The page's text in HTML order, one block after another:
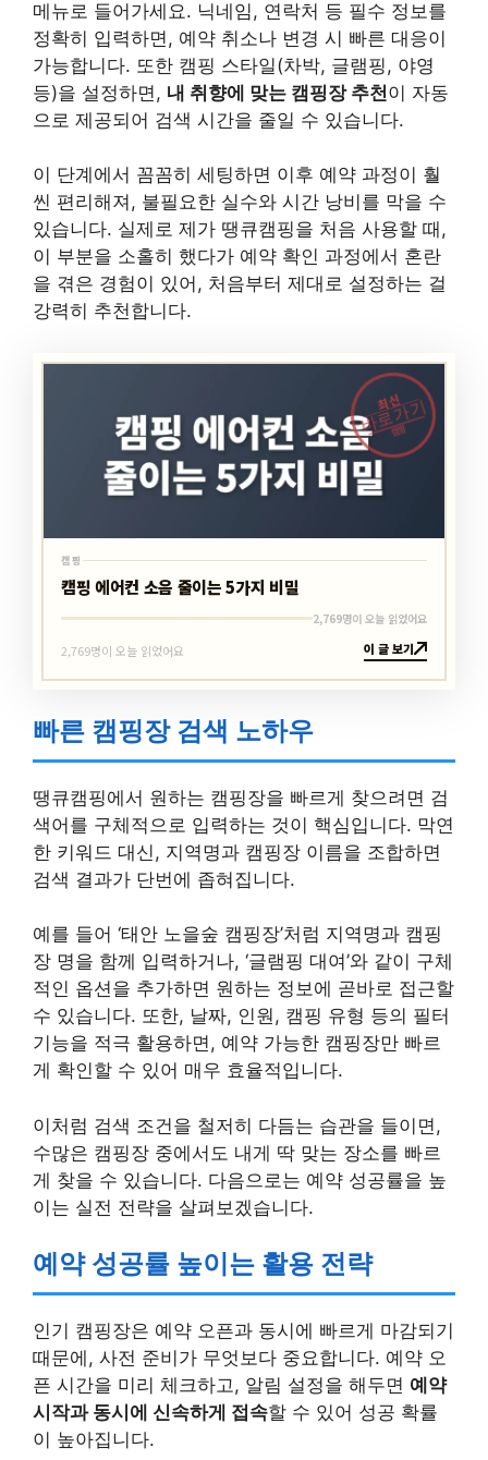
메뉴로 들어가세요. 닉네임, 연락처 등 필수 정보를
정확히 입력하면, 예약 취소나 변경 시 빠른 대응이
가능합니다. 또한 캠핑 스타일(차박, 글램핑, 야영
등)을 설정하면, 내 취향에 맞는 캠핑장 추천이 자동
으로 제공되어 검색 시간을 줄일 수 있습니다.
이 단계에서 꼼꼼히 세팅하면 이후 예약 과정이 훨
씬 편리해져, 불필요한 실수와 시간 낭비를 막을 수
있습니다. 실제로 제가 땡큐캠핑을 처음 사용할 때,
이 부분을 소홀히 했다가 예약 확인 과정에서 혼란
을 겪은 경험이 있어, 처음부터 제대로 설정하는 걸
강력히 추천합니다.
최신
바로가기
캠핑
캠핑
캠핑 에어컨 소음 줄이는 5가지 비밀
2,769명이 오늘 읽었어요
2,769명이 오늘 읽었어요 이 글 보기
빠른 캠핑장 검색 노하우
땡큐캠핑에서 원하는 캠핑장을 빠르게 찾으려면 검
색어를 구체적으로 입력하는 것이 핵심입니다. 막연
한 키워드 대신, 지역명과 캠핑장 이름을 조합하면
검색 결과가 단번에 좁혀집니다.
예를 들어 ‘태안 노을숲 캠핑장’처럼 지역명과 캠핑
장 명을 함께 입력하거나, ‘글램핑 대여’와 같이 구체
적인 옵션을 추가하면 원하는 정보에 곧바로 접근할
수 있습니다. 또한, 날짜, 인원, 캠핑 유형 등의 필터
기능을 적극 활용하면, 예약 가능한 캠핑장만 빠르
게 확인할 수 있어 매우 효율적입니다.
이처럼 검색 조건을 철저히 다듬는 습관을 들이면,
수많은 캠핑장 중에서도 내게 딱 맞는 장소를 빠르
게 찾을 수 있습니다. 다음으로는 예약 성공률을 높
이는 실전 전략을 살펴보겠습니다.
예약 성공률 높이는 활용 전략
인기 캠핑장은 예약 오픈과 동시에 빠르게 마감되기
때문에, 사전 준비가 무엇보다 중요합니다. 예약 오
픈 시간을 미리 체크하고, 알림 설정을 해두면 예약
시작과 동시에 신속하게 접속할 수 있어 성공 확률
이 높아집니다.